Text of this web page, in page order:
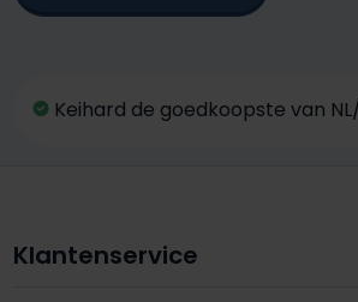
Keihard de goedkoopste van
Klantenservice